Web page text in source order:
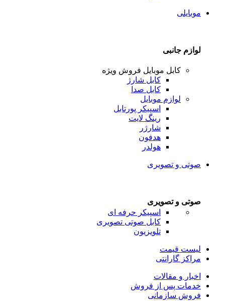
موبایلی
لوازم جانبی
کابل موبایل فروش ویژه
کابل شارژ
کابل صدا
لوازم موبایل
اسپیکر پورتابل
رینگ لایت
شارژر
هدفون
هولدر
صوتی و تصویری
صوتی و تصویری
اسپیکر حرفه ای
کابل صوتی تصویری
تلویزیون
لیست قیمت
مراکز گارانتی
اخبار و مقالات
خدمات پس از فروش
فروش سازمانی